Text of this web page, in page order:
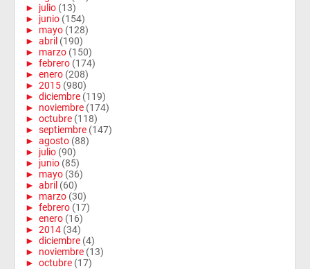
► julio (13)
► junio (154)
► mayo (128)
► abril (190)
► marzo (150)
► febrero (174)
► enero (208)
► 2015 (980)
► diciembre (119)
► noviembre (174)
► octubre (118)
► septiembre (147)
► agosto (88)
► julio (90)
► junio (85)
► mayo (36)
► abril (60)
► marzo (30)
► febrero (17)
► enero (16)
► 2014 (34)
► diciembre (4)
► noviembre (13)
► octubre (17)